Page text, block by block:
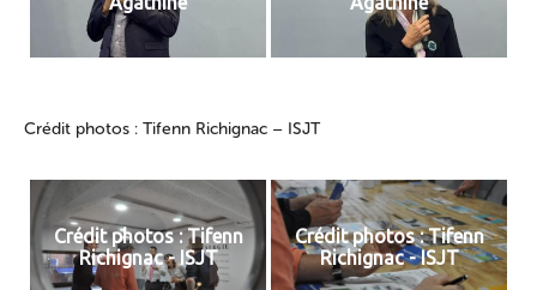
Crédit photos : Tifenn Richignac – ISJT
Crédit photos : Tifenn
Richignac - ISJT
Crédit photos : Tifenn
Richignac - ISJT